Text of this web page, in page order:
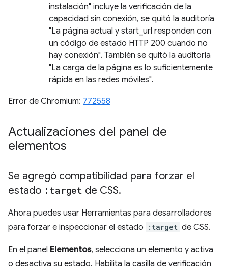
instalación" incluye la verificación de la
capacidad sin conexión, se quitó la auditoría
"La página actual y start_url responden con
un código de estado HTTP 200 cuando no
hay conexión". También se quitó la auditoría
"La carga de la página es lo suficientemente
rápida en las redes móviles".
Error de Chromium: 772558
Actualizaciones del panel de
elementos
Se agregó compatibilidad para forzar el
estado :target de CSS.
Ahora puedes usar Herramientas para desarrolladores
para forzar e inspeccionar el estado
:target de CSS.
En el panel Elementos, selecciona un elemento y activa
o desactiva su estado. Habilita la casilla de verificación